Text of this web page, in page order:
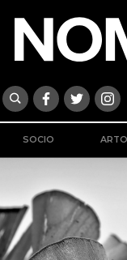
SOCIO ARTO